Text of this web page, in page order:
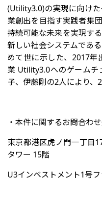
(Utility3.0)の実現に向け
業創出を目指す実践者集
持続可能な未来を実現す
新しい社会システムであ
めて世に示した、2017年
業 Utility3.0へのゲームチ
子、伊藤剛の2人により、
・本件に関するお問合わ
東京都港区虎ノ門一丁目
タワー 15階
U3インベストメント1号